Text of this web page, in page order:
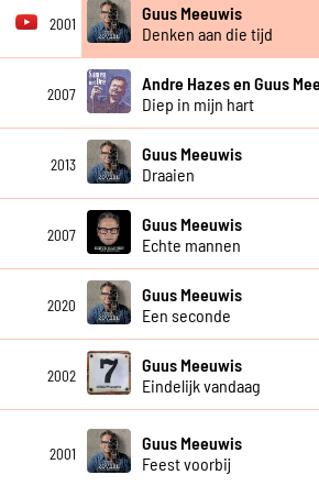
2001
Guus Meeuwis
Denken aan die tijd
2007
Andre Hazes en Guus
Diep in mijn hart
2013
Guus Meeuwis
Draaien
2007
Guus Meeuwis
Echte mannen
2020
Guus Meeuwis
Een seconde
2002
Guus Meeuwis
Eindelijk vandaag
2001
Guus Meeuwis
Feest voorbij